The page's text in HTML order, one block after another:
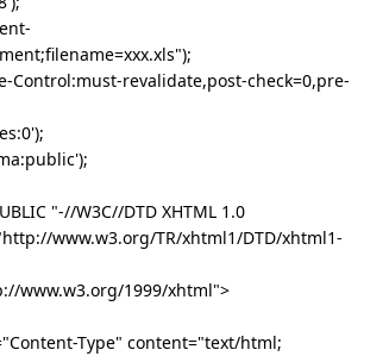
revalidate,post-check=0,pre-
"-//W3C//DTD XHTML 1.0
www.w3.org/TR/xhtml1/DTD/xhtml1-
www.w3.org/1999/xhtml">
Type" content="text/html;